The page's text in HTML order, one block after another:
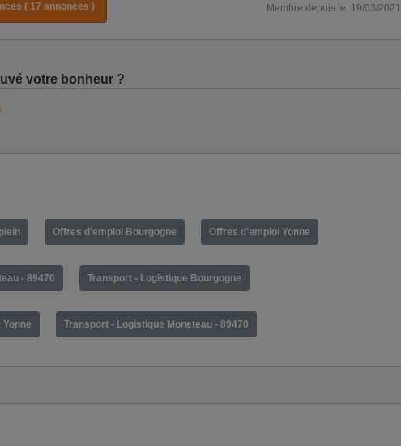
( 17 annonces ) Membre depuis le: 19/03/2021
votre bonheur ?
Offres d'emploi Bourgogne Offres d'emploi Yonne
- 89470 Transport - Logistique Bourgogne
Transport - Logistique Moneteau - 89470